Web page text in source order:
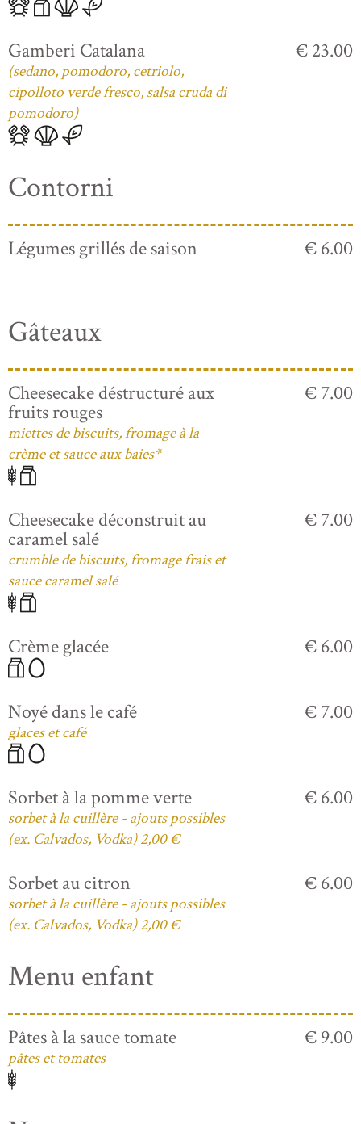
Gamberi Catalana
(sedano, pomodoro, cetriolo,
cipolloto verde fresco, salsa cruda di
pomodoro)
€ 23.00
Contorni
Légumes grillés de saison € 6.00
Gâteaux
Cheesecake déstructuré aux
fruits rouges
miettes de biscuits, fromage à la
crème et sauce aux baies*
€ 7.00
Cheesecake déconstruit au
caramel salé
crumble de biscuits, fromage frais et
sauce caramel salé
€ 7.00
Crème glacée € 6.00
Noyé dans le café
glaces et café
€ 7.00
Sorbet à la pomme verte
sorbet à la cuillère - ajouts possibles
(ex. Calvados, Vodka) 2,00 €
€ 6.00
Sorbet au citron
sorbet à la cuillère - ajouts possibles
(ex. Calvados, Vodka) 2,00 €
€ 6.00
Menu enfant
Pâtes à la sauce tomate
pâtes et tomates
€ 9.00